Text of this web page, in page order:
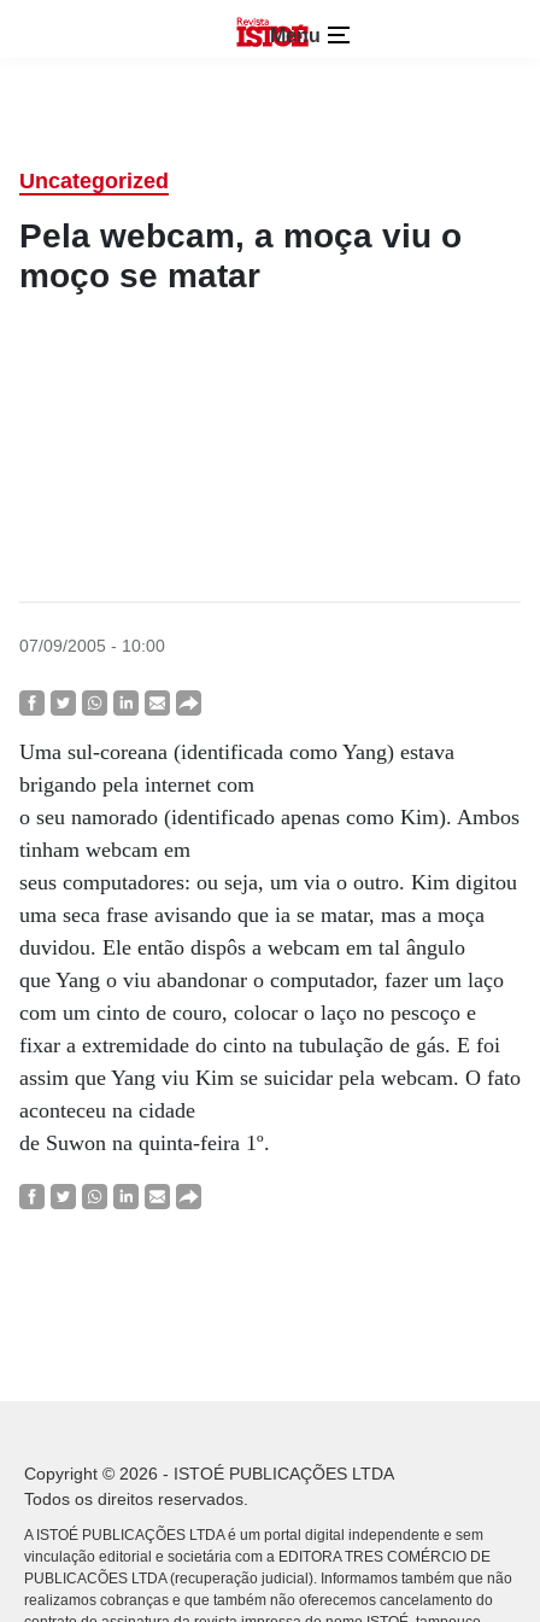
Menu
Uncategorized
Pela webcam, a moça viu o
moço se matar
07/09/2005 - 10:00
Uma sul-coreana (identificada como Yang) estava
brigando pela internet com
o seu namorado (identificado apenas como Kim). Ambos
tinham webcam em
seus computadores: ou seja, um via o outro. Kim digitou
uma seca frase avisando que ia se matar, mas a moça
duvidou. Ele então dispôs a webcam em tal ângulo
que Yang o viu abandonar o computador, fazer um laço
com um cinto de couro, colocar o laço no pescoço e
fixar a extremidade do cinto na tubulação de gás. E foi
assim que Yang viu Kim se suicidar pela webcam. O fato
aconteceu na cidade
de Suwon na quinta-feira 1º.
Copyright © 2026 - ISTOÉ PUBLICAÇÕES LTDA
Todos os direitos reservados.
A ISTOÉ PUBLICAÇÕES LTDA é um portal digital independente e sem
vinculação editorial e societária com a EDITORA TRES COMÉRCIO DE
PUBLICACÕES LTDA (recuperação judicial). Informamos também que não
realizamos cobranças e que também não oferecemos cancelamento do